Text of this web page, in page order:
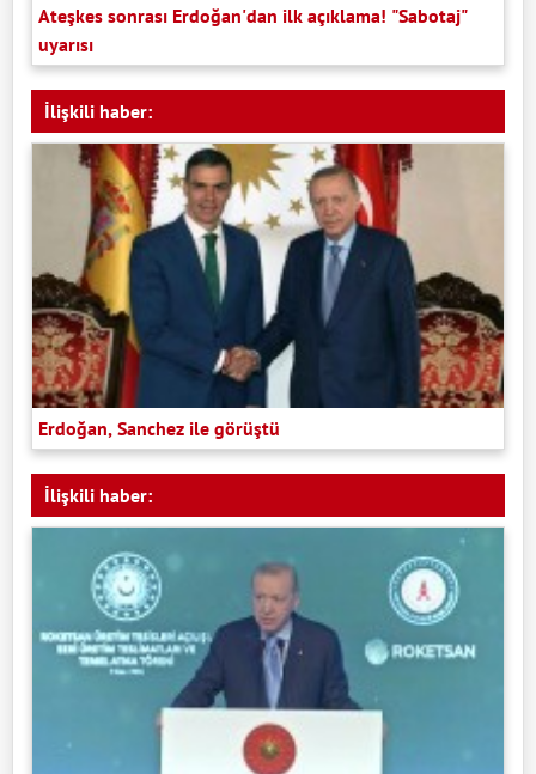
Ateşkes sonrası Erdoğan'dan ilk açıklama! "Sabotaj"
uyarısı
İlişkili haber:
Erdoğan, Sanchez ile görüştü
İlişkili haber: